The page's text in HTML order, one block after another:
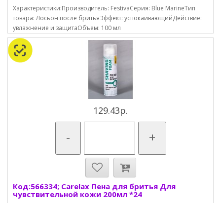
Характеристики:Производитель: FestivaСерия: Blue MarineТип
товара: Лосьон после бритьяЭффект: успокаивающийДействие:
увлажнение и защитаОбъем: 100 мл
129.43р.
- +
Код:566334; Carelax Пена для бритья Для
чувствительной кожи 200мл *24